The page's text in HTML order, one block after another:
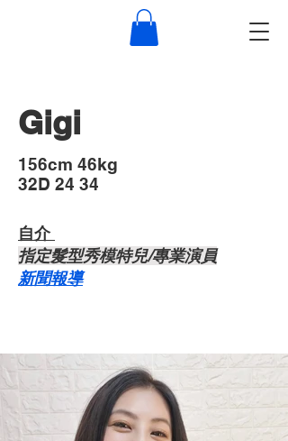
Gigi
​156cm 46kg
32D 24 34
自介 ​
​指定髮型秀模特兒/專業演員
​新聞報導